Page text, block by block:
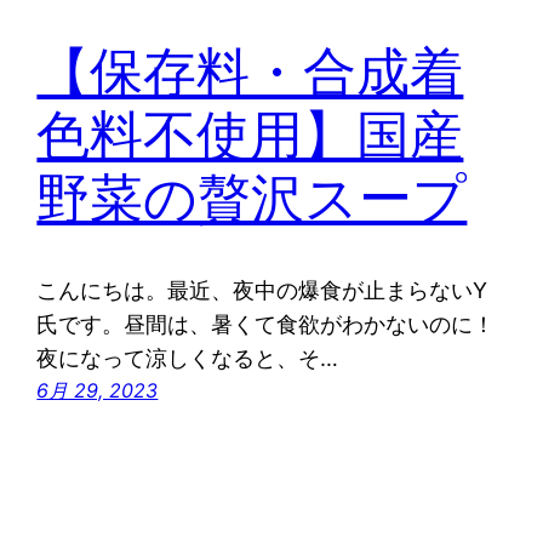
【保存料・合成着
色料不使用】国産
野菜の贅沢スープ
こんにちは。最近、夜中の爆食が止まらないY
氏です。昼間は、暑くて食欲がわかないのに！
夜になって涼しくなると、そ…
6月 29, 2023